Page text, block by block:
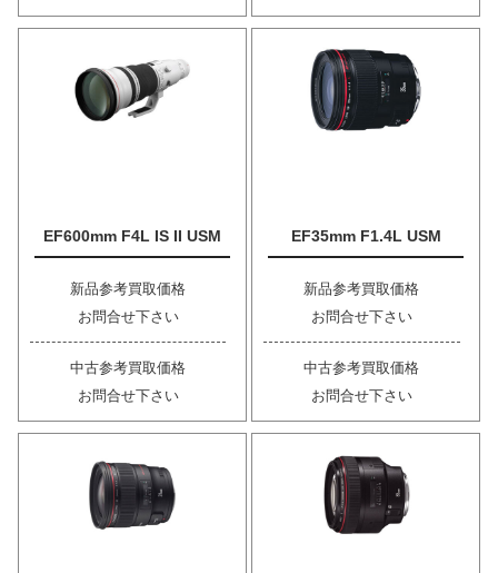
EF600mm F4L IS II USM
新品参考買取価格
お問合せ下さい
中古参考買取価格
お問合せ下さい
EF35mm F1.4L USM
新品参考買取価格
お問合せ下さい
中古参考買取価格
お問合せ下さい